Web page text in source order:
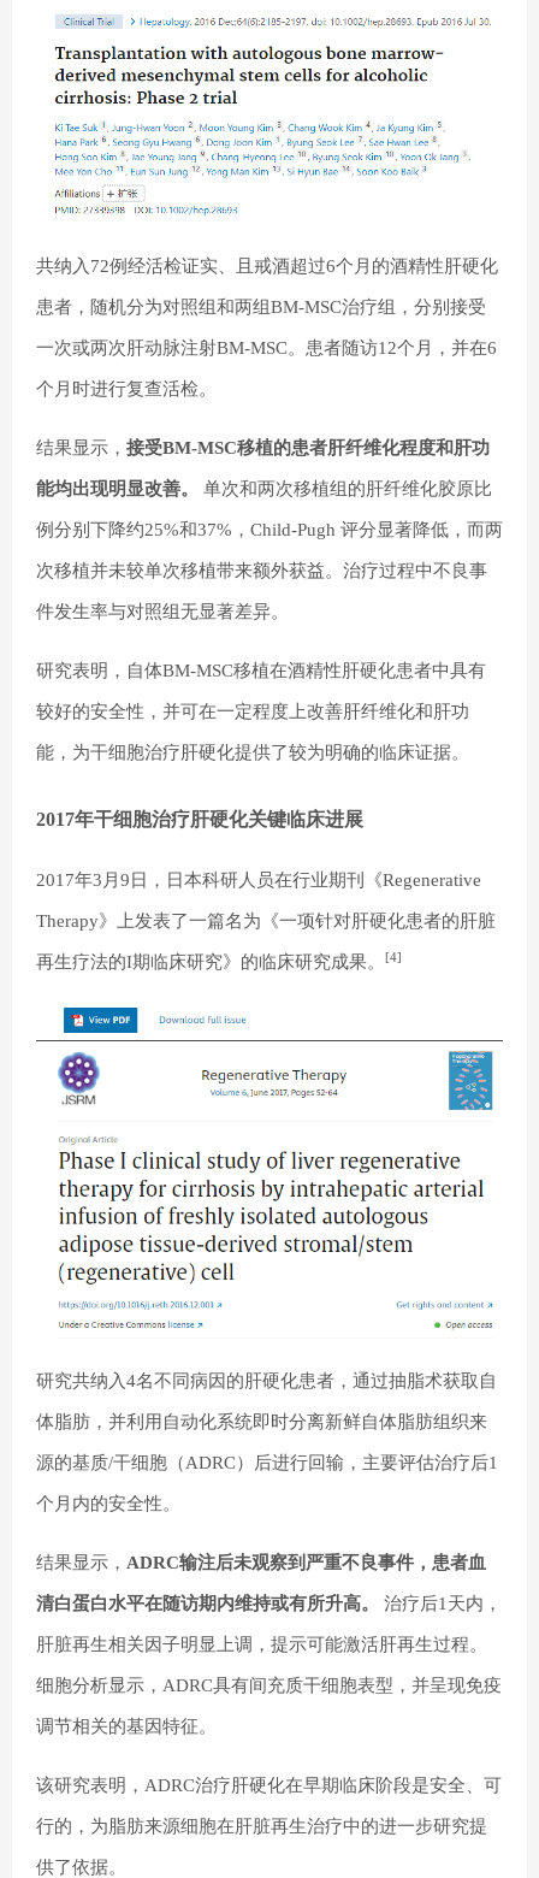
共纳入72例经活检证实、且戒酒超过6个月的酒精性肝硬化
患者，随机分为对照组和两组BM-MSC治疗组，分别接受
一次或两次肝动脉注射BM-MSC。患者随访12个月，并在6
个月时进行复查活检。
结果显示， 接受BM-MSC移植的患者肝纤维化程度和肝功
能均出现明显改善。 单次和两次移植组的肝纤维化胶原比
例分别下降约25%和37%，Child-Pugh 评分显著降低，而两
次移植并未较单次移植带来额外获益。治疗过程中不良事
件发生率与对照组无显著差异。
研究表明，自体BM-MSC移植在酒精性肝硬化患者中具有
较好的安全性，并可在一定程度上改善肝纤维化和肝功
能，为干细胞治疗肝硬化提供了较为明确的临床证据。
2017年干细胞治疗肝硬化关键临床进展
2017年3月9日，日本科研人员在行业期刊《Regenerative
Therapy》上发表了一篇名为《一项针对肝硬化患者的肝脏
再生疗法的I期临床研究》的临床研究成果。 [4]
研究共纳入4名不同病因的肝硬化患者，通过抽脂术获取自
体脂肪，并利用自动化系统即时分离新鲜自体脂肪组织来
源的基质/干细胞（ADRC）后进行回输，主要评估治疗后1
个月内的安全性。
结果显示， ADRC输注后未观察到严重不良事件，患者血
清白蛋白水平在随访期内维持或有所升高。 治疗后1天内，
肝脏再生相关因子明显上调，提示可能激活肝再生过程。
细胞分析显示，ADRC具有间充质干细胞表型，并呈现免疫
调节相关的基因特征。
该研究表明，ADRC治疗肝硬化在早期临床阶段是安全、可
行的，为脂肪来源细胞在肝脏再生治疗中的进一步研究提
供了依据。